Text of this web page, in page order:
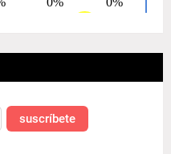
suscríbete